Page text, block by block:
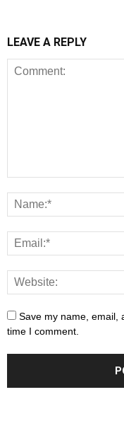
LEAVE A REPLY
Save my name, email,
time I comment.